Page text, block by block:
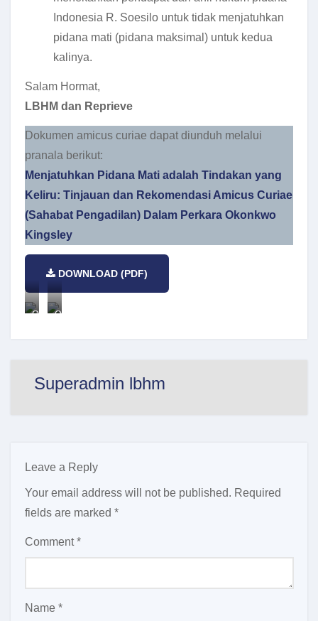
Indonesia R. Soesilo untuk tidak menjatuhkan
pidana mati (pidana maksimal) untuk kedua
kalinya.
Salam Hormat,
LBHM dan Reprieve
Dokumen amicus curiae dapat diunduh melalui
pranala berikut:
Menjatuhkan Pidana Mati adalah Tindakan yang
Keliru: Tinjauan dan Rekomendasi Amicus Curiae
(Sahabat Pengadilan) Dalam Perkara Okonkwo
Kingsley
DOWNLOAD (PDF)
Okonkwo
asal
Nigeria
Okonkwo
Nigeria
Superadmin lbhm
Leave a Reply
Your email address will not be published. Required
fields are marked *
Comment*
Name *